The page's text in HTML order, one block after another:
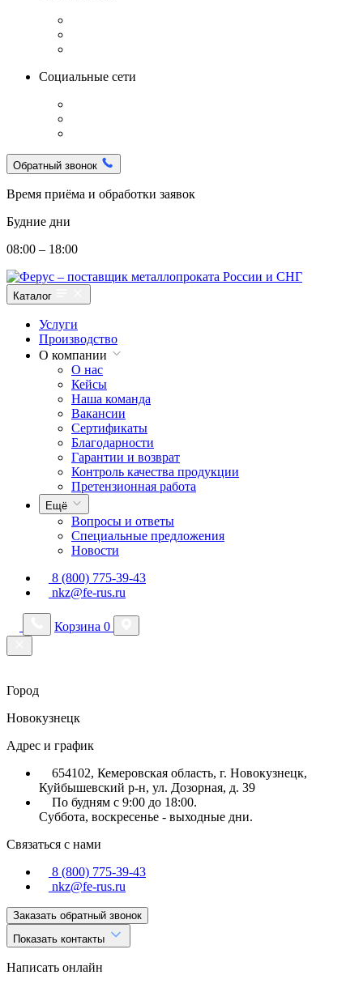
Социальные сети
Обратный звонок
Время приёма и обработки заявок
Будние дни
08:00 – 18:00
Каталог
Услуги
Производство
О компании
О нас
Кейсы
Наша команда
Вакансии
Сертификаты
Благодарности
Гарантии и возврат
Контроль качества продукции
Претензионная работа
Ещё
Вопросы и ответы
Специальные предложения
Новости
8 (800) 775-39-43
nkz@fe-rus.ru
Корзина 0
Город
Новокузнецк
Адрес и график
654102, Кемеровская область, г. Новокузнецк,
Куйбышевский р-н, ул. Дозорная, д. 39
По будням с 9:00 до 18:00.
Суббота, воскресенье - выходные дни.
Связаться с нами
8 (800) 775-39-43
nkz@fe-rus.ru
Заказать обратный звонок
Показать контакты
Написать онлайн